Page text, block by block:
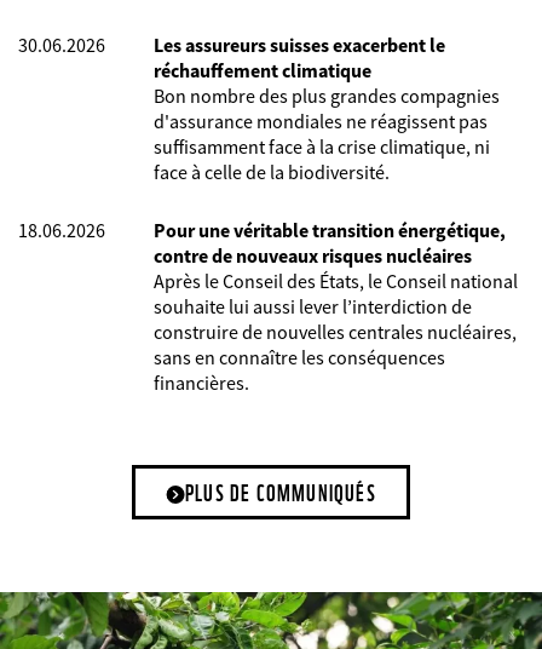
30.06.2026
Les assureurs suisses exacerbent le
réchauffement climatique
Bon nombre des plus grandes compagnies
d'assurance mondiales ne réagissent pas
suffisamment face à la crise climatique, ni
face à celle de la biodiversité.
18.06.2026
Pour une véritable transition énergétique,
contre de nouveaux risques nucléaires
Après le Conseil des États, le Conseil national
souhaite lui aussi lever l’interdiction de
construire de nouvelles centrales nucléaires,
sans en connaître les conséquences
financières.
PLUS DE COMMUNIQUÉS